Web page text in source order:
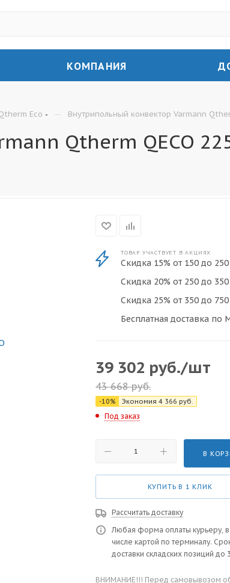
КОМПАНИЯ
Eco — Внутрипольный конвектор Varmann
Qtherm QECO
ТОВАР УЧАСТВУЕТ В АКЦИЯХ
Скидка 15% от 150 до
Скидка 20% от 250 до
Скидка 25% от 350 до
Бесплатная доставка
39 302 руб./шт
43 668руб.
-10% Экономия 4 366 руб.
Под заказ
В
КУПИТЬ В 1 КЛИК
Рассчитать доставку
Любая форма оплаты курьеру,
числе картой по терминалу.
доставки складских позиций до
ВНИМАНИЕ!!! Перед самовывозом